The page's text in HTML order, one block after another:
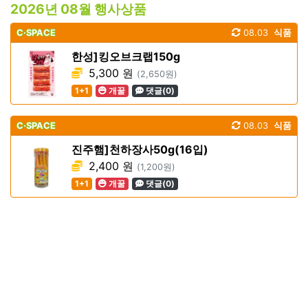
2026년 08월 행사상품
C·SPACE 식품
08.03
한성]킹오브크랩150g
5,300 원 (2,650원)
1+1
개꿀 댓글(0)
C·SPACE 식품
08.03
진주햄]천하장사50g(16입)
2,400 원 (1,200원)
1+1
개꿀 댓글(0)